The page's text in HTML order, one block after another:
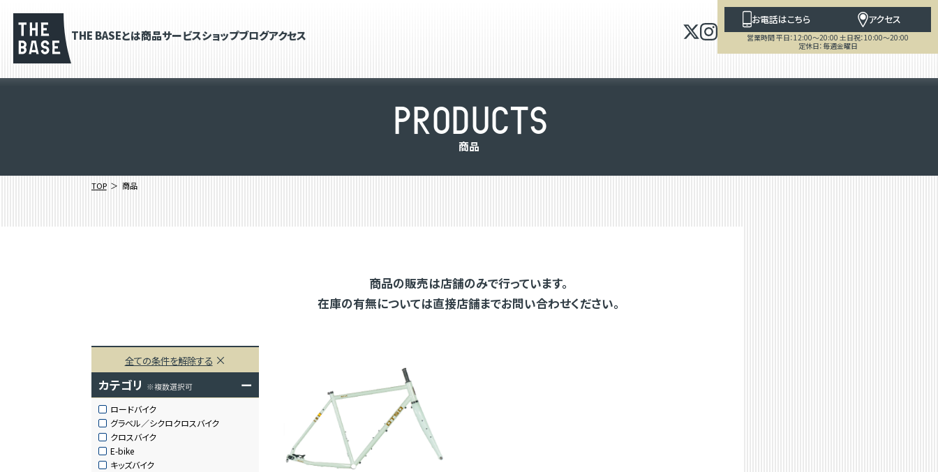
THE BASEとは商品サービスショップブログアクセス
お電話はこちら アクセス
営業時間 平日：12:00～20:00 土日祝：10:00～20:00
定休日：毎週金曜日
PRODUCTS
商品
TOP 商品
商品の販売は店舗のみで行っています。
在庫の有無については直接店舗までお問い合わせください。
全ての条件を解除する
カテゴリ ※複数選択可 ー
ロードバイク
グラベル／シクロクロスバイク
クロスバイク
E-bike
キッズバイク